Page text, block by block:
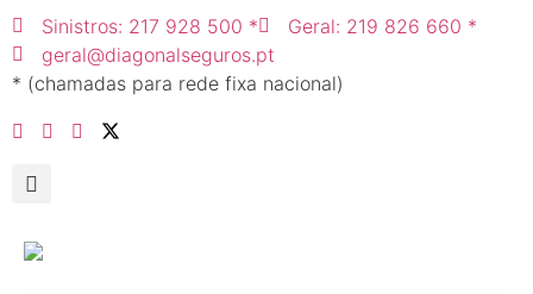
Sinistros: 217 928 500 *
Geral: 219 826 660 *
geral@diagonalseguros.pt
* (chamadas para rede fixa nacional)